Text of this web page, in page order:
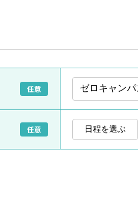
任意
任意 日程を選ぶ